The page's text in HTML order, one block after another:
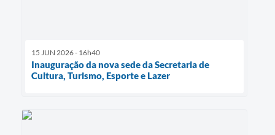
15 JUN 2026 - 16h40
Inauguração da nova sede da Secretaria de
Cultura, Turismo, Esporte e Lazer